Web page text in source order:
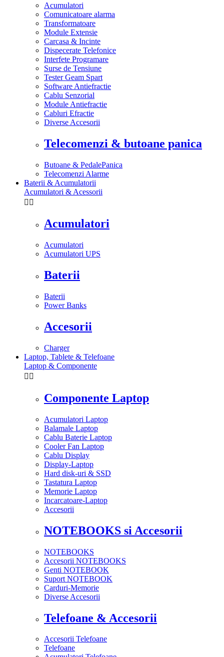
Acumulatori
Comunicatoare alarma
Transformatoare
Module Extensie
Carcasa & Incinte
Dispecerate Telefonice
Interfete Programare
Surse de Tensiune
Tester Geam Spart
Software Antiefractie
Cablu Senzorial
Module Antiefractie
Cabluri Efractie
Diverse Accesorii
Telecomenzi & butoane panica
Butoane & PedalePanica
Telecomenzi Alarme
Baterii & Acumulatorii
Acumulatori & Acessorii
 
Acumulatori
Acumulatori
Acumulatori UPS
Baterii
Baterii
Power Banks
Accesorii
Charger
Laptop, Tablete & Telefoane
Laptop & Componente
 
Componente Laptop
Acumulatori Laptop
Balamale Laptop
Cablu Baterie Laptop
Cooler Fan Laptop
Cablu Display
Display-Laptop
Hard disk-uri & SSD
Tastatura Laptop
Memorie Laptop
Incarcatoare-Laptop
Accesorii
NOTEBOOKS si Accesorii
NOTEBOOKS
Accesorii NOTEBOOKS
Genti NOTEBOOK
Suport NOTEBOOK
Carduri-Memorie
Diverse Accesorii
Telefoane & Accesorii
Accesorii Telefoane
Telefoane